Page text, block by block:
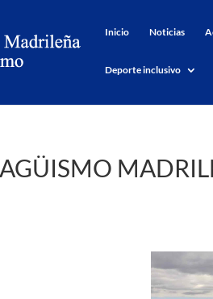
Inicio Noticias
Deporte inclusivo